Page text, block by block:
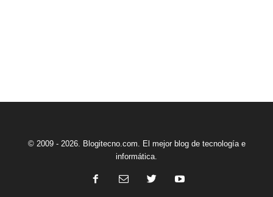
© 2009 - 2026. Blogitecno.com. El mejor blog de tecnología e
informática.